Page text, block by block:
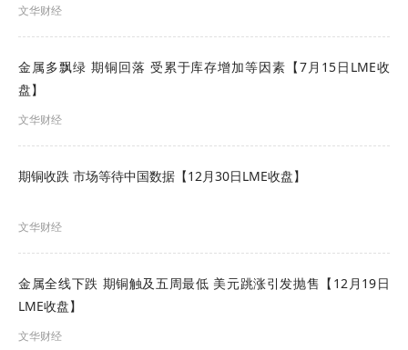
吨，市场预期6月成交环比有望修复。需求端，锡价
大幅回落刺激部分下游刚需逢低补库，现货成交小
幅回暖。后市展望，短期市场悲观情绪压制盘面运
行，6月基本面小幅过剩，但半导体高景气持续提供
（文华综合）
文华财经
金属多飘绿 期铜回落 受累于库存增加等因素【7月15日LME收
盘】
文华财经
期铜收跌 市场等待中国数据【12月30日LME收盘】
文华财经
金属全线下跌 期铜触及五周最低 美元跳涨引发抛售【12月19日
LME收盘】
文华财经